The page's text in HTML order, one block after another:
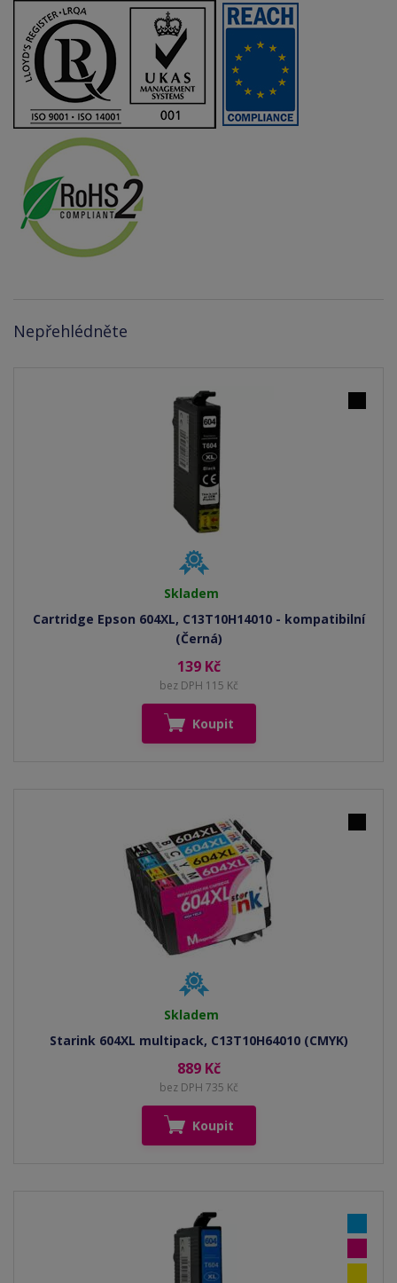
Nepřehlédněte
Skladem
Cartridge Epson 604XL, C13T10H14010 - kompatibilní
(Černá)
139 Kč
bez DPH 115 Kč
Koupit
Skladem
Starink 604XL multipack, C13T10H64010 (CMYK)
889 Kč
bez DPH 735 Kč
Koupit